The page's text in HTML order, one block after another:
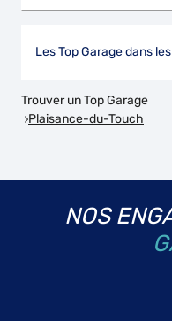
Les Top Garage dans
Trouver un Top Garage
Plaisance-du-Touch
NOS